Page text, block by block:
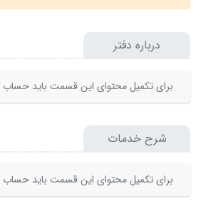
درباره دفتر
برای تکمیل محتوای این قسمت باید حساب
شرح خدمات
برای تکمیل محتوای این قسمت باید حساب